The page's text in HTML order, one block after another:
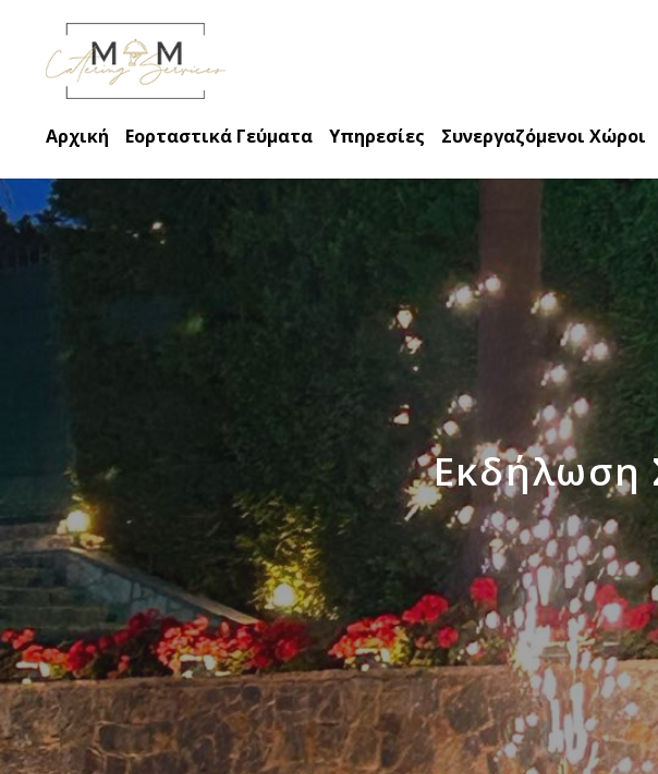
Αρχική Εορταστικά Γεύματα Υπηρεσίες Συνεργαζόμενοι Χώροι
Εκδήλωση